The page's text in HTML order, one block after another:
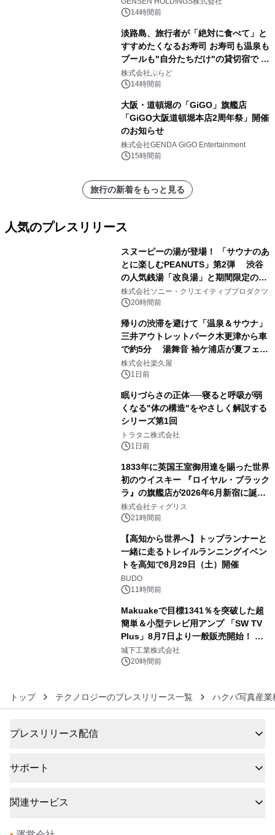
14時間前
淡路島、旅行者が「絶対に食べて」と
すすめたくなるお寿司 お寿司も温泉も
プールも"自分たちだけ"の貸切宿で 1
日1組限定「岩屋温泉 絵島別庭 海と
森」の握り寿司プラン
株式会社ぷらど
14時間前
大阪・道頓堀の「GiGO」旗艦店
「GiGO大阪道頓堀本店2周年祭」開催
のお知らせ
株式会社GENDA GiGO Entertainment
15時間前
旅行の新着をもっと見る
人気のプレスリリース
スヌーピーの湯が登場！ 「サウナのあ
とに楽しむPEANUTS」第2弾 渋谷
の人気銭湯「改良湯」と期間限定のコ
ラボレーション サウナイキタイコラ
ボグッズも発売決定！
株式会社ソニー・クリエイティブプロダクツ
20時間前
帰りの渋滞を避けて「温泉＆サウナ」
三井アウトレットパーク木更津から車
で約5分 湯舞音 袖ケ浦店が夏フェア
メニューを提供
株式会社楽久屋
1日前
眠りづらさの正体──寝ると呼吸が弱
くなる"体の構造"をやさしく解説する
シリーズ第1回
トラタニ株式会社
1日前
1833年に英国王室御用達を賜った世界
初のウイスキー 『ロイヤル・ブラック
ラ』の旗艦店が2026年6月新宿に誕
生 バカルディ ジャパンと連携した
没入型バー「BAR Arca」
株式会社ティグリス
21時間前
【高知から世界へ】トップランナーと
一緒に走るトレイルランニングイベン
トを高知で8月29日（土）開催
BUDO
11時間前
Makuakeで目標1341％を突破した超
簡単＆小型テレビ用アンプ 「SW TV
Plus」8月7日より一般販売開始！ ケ
ーブル1本つなぐだけ、テレビの音が
ぐっと豊かに
城下工業株式会社
20時間前
トップ テクノロジーのプレスリリース一覧 ハクバ写真産業
プレスリリース配信
サポート
関連サービス